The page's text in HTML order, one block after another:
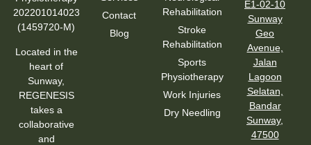
202201014023
(1459720-M)
Located in the
heart of
Sunway,
REGENESIS
takes a
collaborative
and
Contact
Blog
Rehabilitation
Stroke
Rehabilitation
Sports
Physiotherapy
Work Injuries
Dry Needling
E1-02-10
Sunway
Geo
Avenue,
Jalan
Lagoon
Selatan,
Bandar
Sunway,
47500